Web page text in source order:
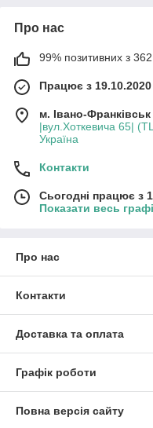
Про нас
99% позитивних з 362
Працює з 19.10.2020
м. Івано-Франківськ
|вул.Хоткевича 65|
Україна
Контакти
Сьогодні працює з
Показати весь
Про нас
Контакти
Доставка та оплата
Графік роботи
Повна версія сайту